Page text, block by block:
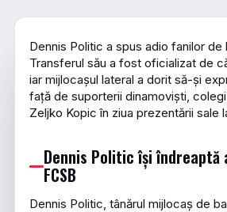
Dennis Politic a spus adio fanilor de
Transferul său a fost oficializat de
iar mijlocașul lateral a dorit să-și
față de suporterii dinamoviști,
Zeljko Kopic în ziua prezentării sale
Dennis Politic își
FCSB
Dennis Politic, tânărul mijlocaș de